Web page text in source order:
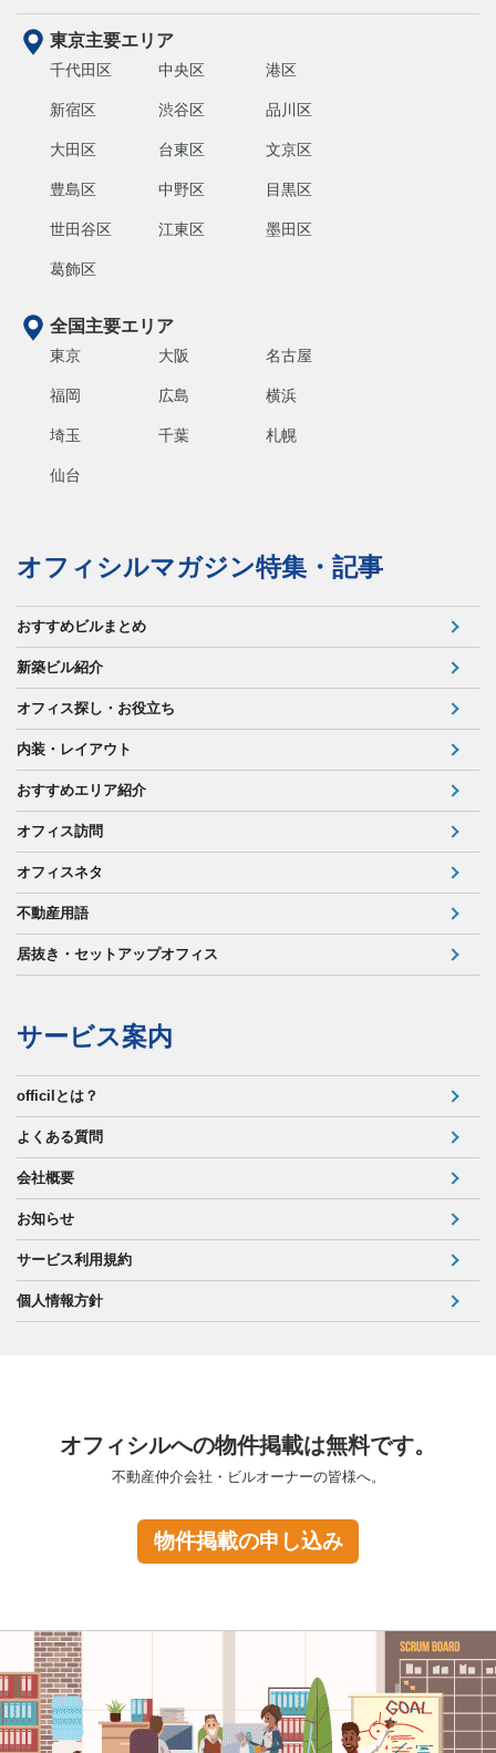
東京主要エリア
千代田区 中央区 港区
新宿区 渋谷区 品川区
大田区 台東区 文京区
豊島区 中野区 目黒区
世田谷区 江東区 墨田区
葛飾区
全国主要エリア
東京 大阪 名古屋
福岡 広島 横浜
埼玉 千葉 札幌
仙台
オフィシルマガジン特集・記事
おすすめビルまとめ
新築ビル紹介
オフィス探し・お役立ち
内装・レイアウト
おすすめエリア紹介
オフィス訪問
オフィスネタ
不動産用語
居抜き・セットアップオフィス
サービス案内
officilとは？
よくある質問
会社概要
お知らせ
サービス利用規約
個人情報方針
オフィシルへの物件掲載は無料です。
不動産仲介会社・ビルオーナーの皆様へ。
物件掲載の申し込み